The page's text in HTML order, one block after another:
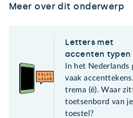
Meer over dit onderwerp
Letters met
accenten typen
In het Nederlands
vaak
trema (ë). Waar
toetsenbord van
toestel?